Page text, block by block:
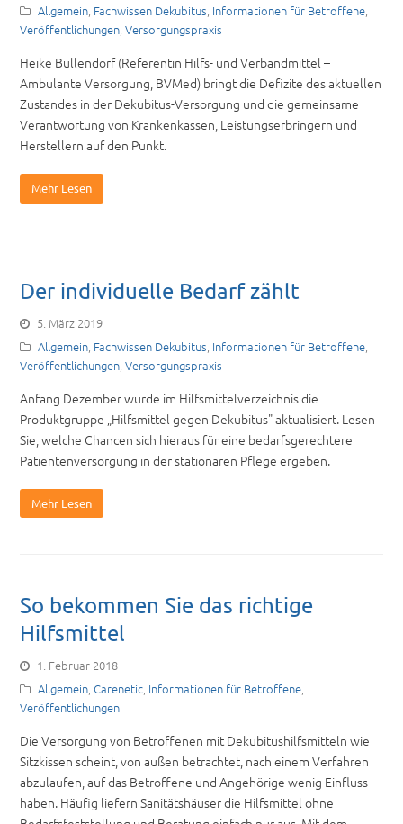
Allgemein, Fachwissen Dekubitus, Informationen für Betroffene,
Veröffentlichungen,Versorgungspraxis
Heike Bullendorf (Referentin Hilfs- und Verbandmittel –
Ambulante Versorgung, BVMed) bringt die Defizite des aktuellen
Zustandes in der Dekubitus-Versorgung und die gemeinsame
Verantwortung von Krankenkassen, Leistungserbringern und
Herstellern auf den Punkt.
Mehr Lesen
Der individuelle Bedarf zählt
5. März 2019
Allgemein Fachwissen Dekubitus Informationen für Betroffene
Veröffentlichungen ,Versorgungspraxis
Anfang Dezember wurde im Hilfsmittelverzeichnis die
Produktgruppe „Hilfsmittel gegen Dekubitus" aktualisiert. Lesen
Sie, welche Chancen sich hieraus für eine bedarfsgerechtere
Patientenversorgung in der stationären Pflege ergeben.
Mehr Lesen
So bekommen Sie das richtige
Hilfsmittel
1. Februar 2018
Allgemein,Carenetic, Informationen für Betroffene,
Veröffentlichungen
Die Versorgung von Betroffenen mit Dekubitushilfsmitteln wie
Sitzkissen scheint, von außen betrachtet, nach einem Verfahren
abzulaufen, auf das Betroffene und Angehörige wenig Einfluss
haben. Häufig liefern Sanitätshäuser die Hilfsmittel ohne